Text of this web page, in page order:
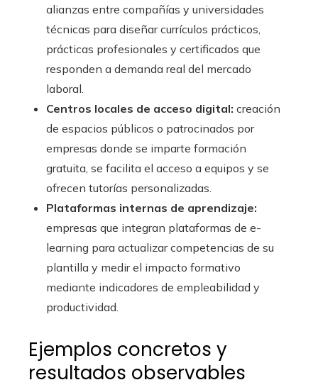
alianzas entre compañías y universidades
técnicas para diseñar currículos prácticos,
prácticas profesionales y certificados que
responden a demanda real del mercado
laboral.
Centros locales de acceso digital: creación
de espacios públicos o patrocinados por
empresas donde se imparte formación
gratuita, se facilita el acceso a equipos y se
ofrecen tutorías personalizadas.
Plataformas internas de aprendizaje:
empresas que integran plataformas de e-
learning para actualizar competencias de su
plantilla y medir el impacto formativo
mediante indicadores de empleabilidad y
productividad.
Ejemplos concretos y
resultados observables